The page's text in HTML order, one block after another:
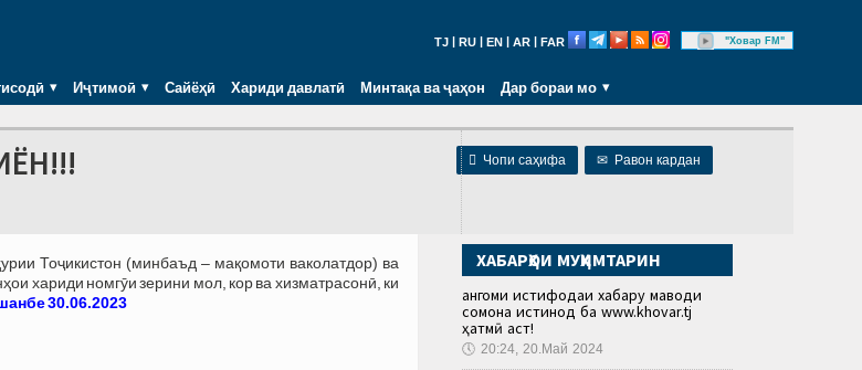
TJ RU EN AR FAR "Ховар FM"
Иҷтимоӣ Сайёҳӣ Хариди давлатӣ Минтақа ва ҷаҳон Дар бораи мо
 Чопи саҳифа ✉ Равон кардан
Тоҷикистон (минбаъд – мақомоти ваколатдор) ва
хариди номгӯи зерини мол, кор ва хизматрасонӣ, ки
30.06.2023
ХАБАРҲОИ МУҲИМТАРИН
Ҳангоми истифодаи хабару маводи
сомона истинод ба www.khovar.tj
ҳатмӣ аст!
🕔 20:24, 20.Май 2024